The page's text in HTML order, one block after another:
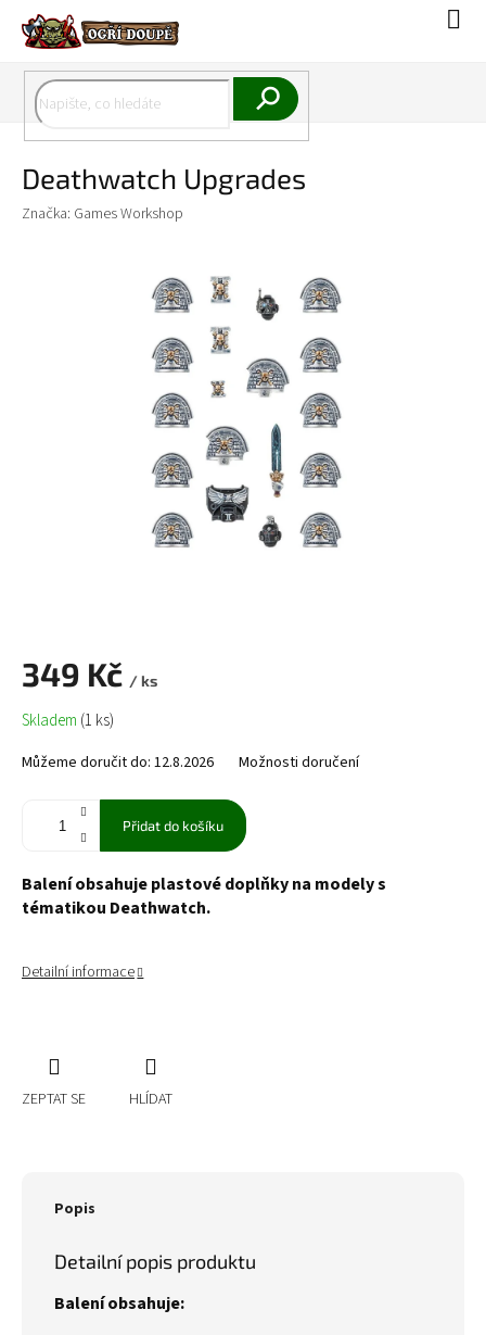
obsah
Deathwatch Upgrades
Značka: Games Workshop
349 Kč / ks
Měrná
cena:
Skladem (1 ks)
Můžeme doručit do: 12.8.2026 Možnosti doručení
Přidat do košíku
Balení obsahuje plastové doplňky na modely s
tématikou Deathwatch.
Detailní informace
ZEPTAT SE HLÍDAT
Popis
Detailní popis produktu
Balení obsahuje: